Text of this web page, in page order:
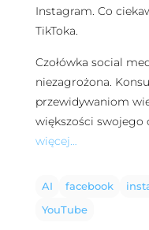
Instagram. Co
TikToka.
Czołówka social
niezagrożona.
przewidywaniom
większości swojego
więcej…
AI facebook
YouTube